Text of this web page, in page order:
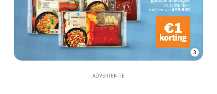
3
ADVERTENTIE